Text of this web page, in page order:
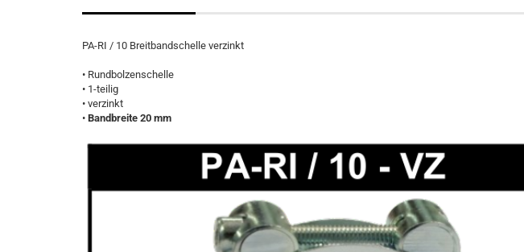
PA-RI / 10 Breitbandschelle verzinkt
• Rundbolzenschelle
• 1-teilig
• verzinkt
• Bandbreite 20 mm